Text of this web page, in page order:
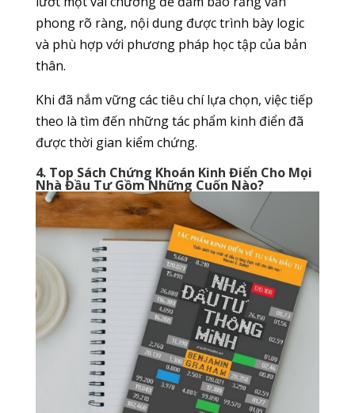
phong rõ ràng, nội dung được trình bày logic
và phù hợp với phương pháp học tập của bản
thân.
Khi đã nắm vững các tiêu chí lựa chọn, việc tiếp
theo là tìm đến những tác phẩm kinh điển đã
được thời gian kiểm chứng.
4. Top Sách Chứng Khoán Kinh Điển Cho Mọi
Nhà Đầu Tư Gồm Những Cuốn Nào?